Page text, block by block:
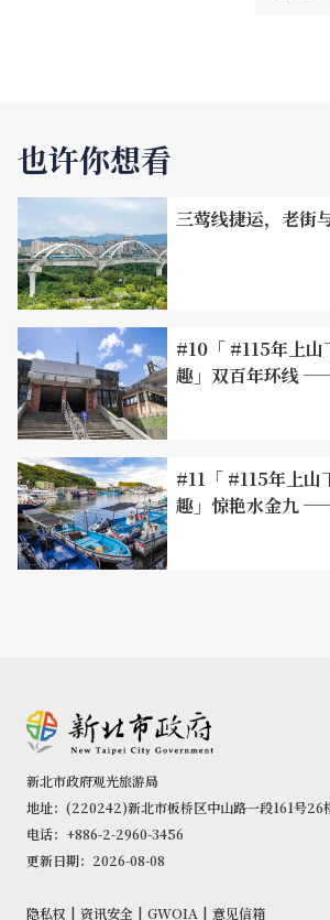
也许你想看
三莺线捷运，老街
#10「 #115年上山
趣」双百年环线
#11「 #115年上山
趣」惊艳水金九
新北市政府观光旅游局
地址：(220242)新北市板桥区中山路一段161号26
电话：+886-2-2960-3456
更新日期：2026-08-08
隐私权 | 资讯安全 | GWOIA | 意见信箱